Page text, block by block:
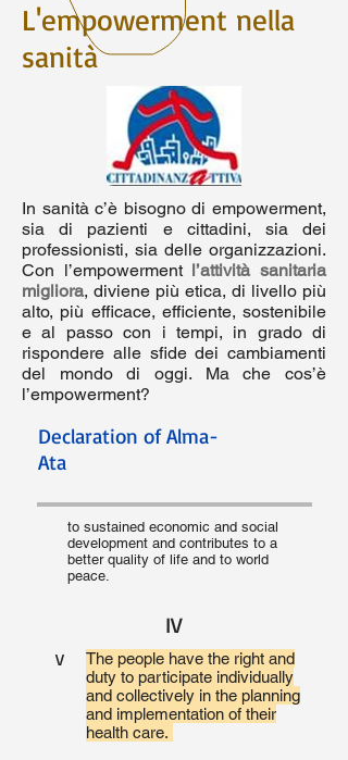
L'empowerment nella
sanità
In sanità c’è bisogno di empowerment,
sia di pazienti e cittadini, sia dei
professionisti, sia delle organizzazioni.
Con l’empowerment l’attività sanitaria
migliora, diviene più etica, di livello più
alto, più efficace, efficiente, sostenibile
e al passo con i tempi, in grado di
rispondere alle sfide dei cambiamenti
del mondo di oggi. Ma che cos’è
l’empowerment?
Declaration of Alma-
Ata
to sustained economic and social
development and contributes to a
better quality of life and to world
peace.
IV
V
The people have the right and
duty to participate individually
and collectively in the planning
and implementation of their
health care.